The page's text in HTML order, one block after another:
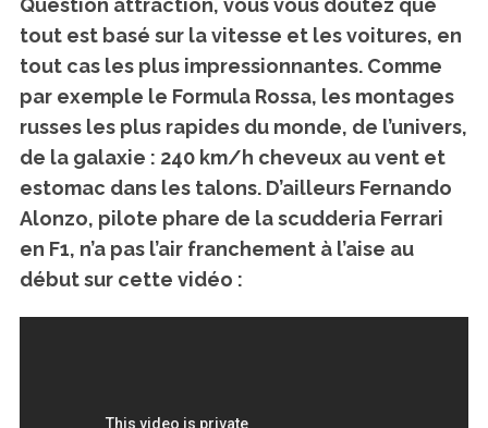
tout est basé sur la vitesse et les voitures, en
tout cas les plus impressionnantes. Comme
par exemple le Formula Rossa, les montages
russes les plus rapides du monde, de l’univers,
de la galaxie : 240 km/h cheveux au vent et
estomac dans les talons. D’ailleurs Fernando
Alonzo, pilote phare de la scudderia Ferrari
en F1, n’a pas l’air franchement à l’aise au
début sur cette vidéo :